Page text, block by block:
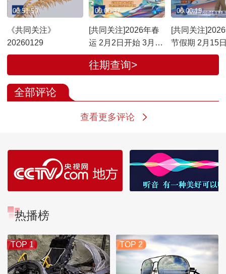
《共同关注》
20260129
00:51:59
[共同关注]2026年春
运 2月2日开始 3月13
日结束 为期40天
00:00:37
[共同关注
节假期 2月15
日小客车上高
00:00:15
往期查询>
全部评论
查看更多评论
热播榜
TOP 1 TOP 2